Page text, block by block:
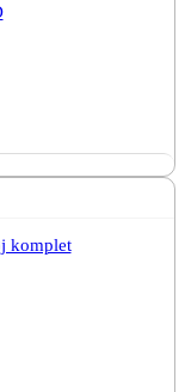
komplet